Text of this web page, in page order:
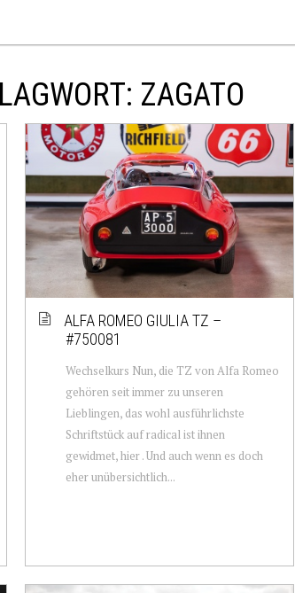
ZAGATO
ALFA ROMEO GIULIA TZ –
#750081
Wechselkurs Nun, die TZ von Alfa Romeo
gehören seit immer zu unseren
Lieblingen, das wohl ausführlichste
Schriftstück auf radical ist ihnen
gewidmet, hier . Und auch wenn es doch
eher unübersichtlich...